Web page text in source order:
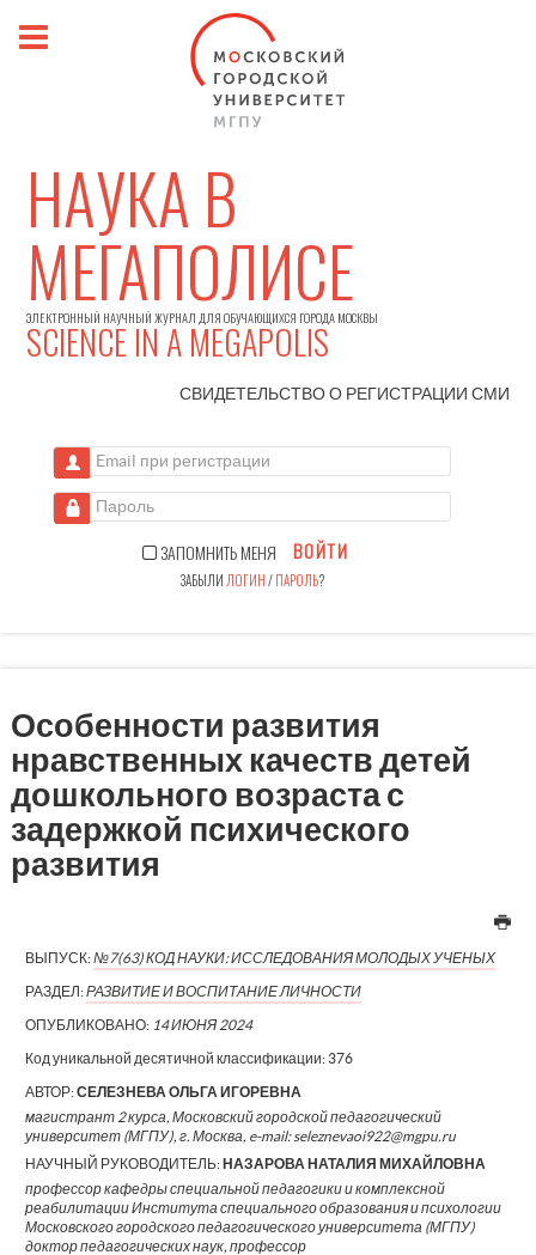
НАУКА В
МЕГАПОЛИСЕ
ЭЛЕКТРОННЫЙ НАУЧНЫЙ ЖУРНАЛ ДЛЯ ОБУЧАЮЩИХСЯ ГОРОДА МОСКВЫ
SCIENCE IN A MEGAPOLIS
СВИДЕТЕЛЬСТВО О РЕГИСТРАЦИИСМИ
Email при регистрации
Пароль
ЗАПОМНИТЬ МЕНЯ ВОЙТИ
ЗАБЫЛИ ЛОГИН/ПАРОЛЬ?
Особенности развития
нравственных качеств детей
дошкольного возраста с
задержкой психического
развития
ВЫПУСК:№7(63) КОД НАУКИ: ИССЛЕДОВАНИЯ МОЛОДЫХ УЧЕНЫХ
РАЗДЕЛ:РАЗВИТИЕ И ВОСПИТАНИЕ ЛИЧНОСТИ
ОПУБЛИКОВАНО: 14 ИЮНЯ 2024
Код уникальной десятичной классификации: 376
АВТОР:СЕЛЕЗНЕВА ОЛЬГА ИГОРЕВНА
магистрант 2 курса, Московский городской педагогический
университет (МГПУ), г. Москва, e-mail: seleznevaoi922@mgpu.ru
НАУЧНЫЙ РУКОВОДИТЕЛЬ:НАЗАРОВА НАТАЛИЯ МИХАЙЛОВНА
профессор кафедры специальной педагогики и комплексной
реабилитации Института специального образования и психологии
Московского городского педагогического университета (МГПУ)
доктор педагогических наук, профессор